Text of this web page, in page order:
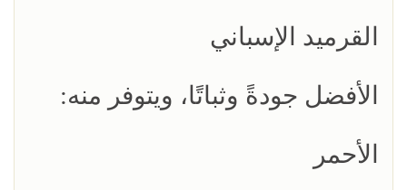
القرميد الإسباني
الأفضل جودةً وثباتًا، ويتوفر منه:
الأحمر